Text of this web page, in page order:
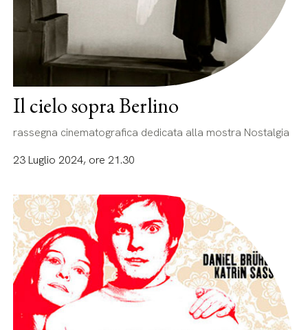
Il cielo sopra Berlino
rassegna cinematografica dedicata alla mostra Nostalgia
23 Luglio 2024, ore 21.30